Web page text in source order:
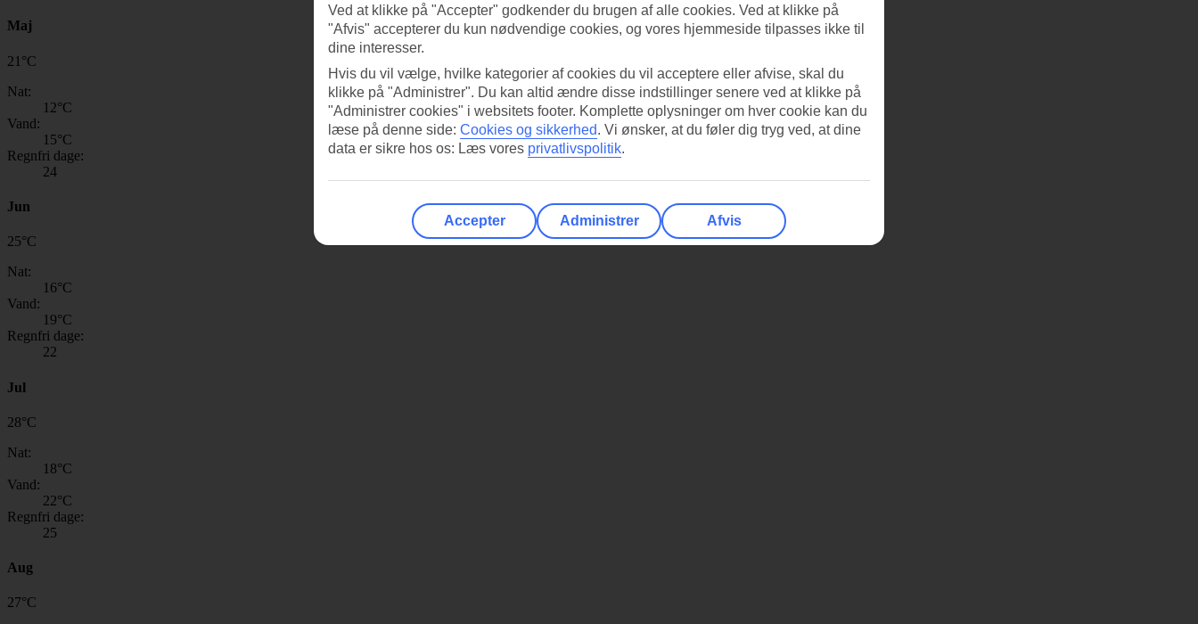
Maj
21 °C
Nat:
12°C
Vand:
15°C
Regnfri dage:
24
Jun
25°C
Nat:
16°C
Vand:
19°C
Regnfri dage:
22
Jul
28°C
Nat:
18°C
Vand:
22°C
Regnfri dage:
25
Aug
27°C
Ved at klikke på "Accepter" godkender du brugen af alle cookies. Ved at klikke på
"Afvis" accepterer du kun nødvendige cookies, og vores hjemmeside tilpasses ikke til
dine interesser.
Hvis du vil vælge, hvilke kategorier af cookies du vil acceptere eller afvise, skal du
klikke på "Administrer". Du kan altid ændre disse indstillinger senere ved at klikke på
"Administrer cookies" i websitets footer. Komplette oplysninger om hver cookie kan du
læse på denne side: Cookies og sikkerhed. Vi ønsker, at du føler dig tryg ved, at dine
data er sikre hos os: Læs vores privatlivspolitik.
Accepter Administrer Afvis